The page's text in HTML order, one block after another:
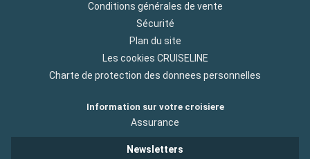
Conditions générales de vente
Sécurité
Plan du site
Les cookies CRUISELINE
Charte de protection des donnees personnelles
Information sur votre croisiere
Assurance
Newsletters